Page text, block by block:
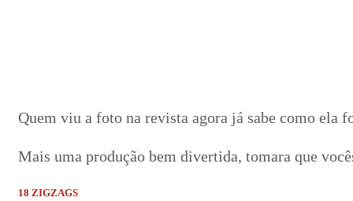
Quem viu a foto na revista agora já sabe como ela
Mais uma produção bem divertida, tomara que
18 ZIGZAGS